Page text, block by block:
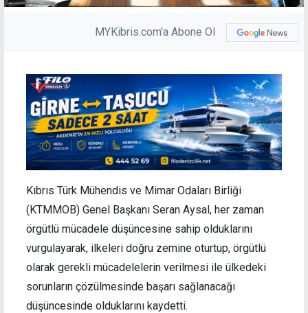
MYKibris.com'a Abone Ol
Kıbrıs Türk Mühendis ve Mimar Odaları Birliği
(KTMMOB) Genel Başkanı Seran Aysal, her zaman
örgütlü mücadele düşüncesine sahip olduklarını
vurgulayarak, ilkeleri doğru zemine oturtup, örgütlü
olarak gerekli mücadelelerin verilmesi ile ülkedeki
sorunların çözülmesinde başarı sağlanacağı
düşüncesinde olduklarını kaydetti.